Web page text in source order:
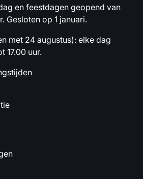
en feestdagen geopend van
Gesloten op 1 januari.
met 24 augustus): elke dag
17.00 uur.